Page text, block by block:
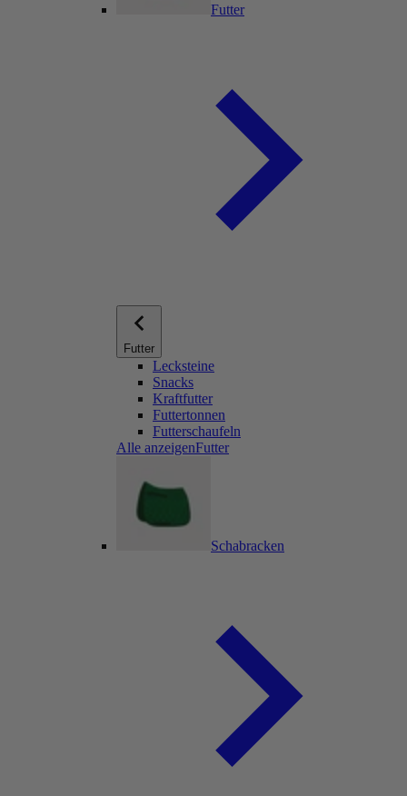
Futter
Futter
Lecksteine
Snacks
Kraftfutter
Futtertonnen
Futterschaufeln
Alle anzeigenFutter
Schabracken